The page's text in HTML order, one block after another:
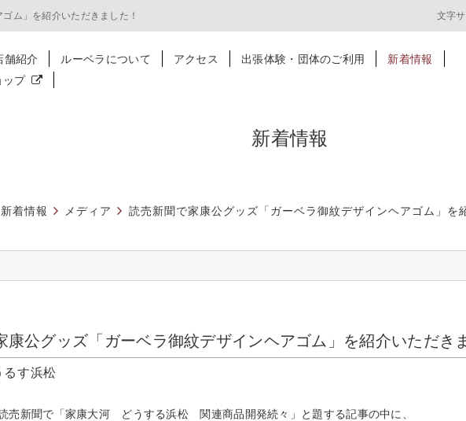
ム」を紹介いただきました！ 文字
舗紹介 ルーベラについて アクセス 出張体験・団体のご利用
新着情報
ップ
新着情報
新着情報 メディア 読売新聞で家康公グッズ「ガーベラ御紋デザインヘアゴム」を
康公グッズ「ガーベラ御紋デザインヘアゴム」を紹介いただき
す浜松
売新聞で「家康大河 どうする浜松 関連商品開発続々」と題する記事の中に、